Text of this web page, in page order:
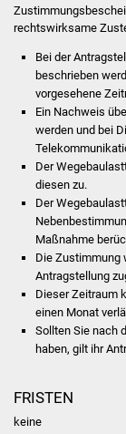
rechtswirksame
Bei der
beschrieben
vorgesehene
Ein Nachweis
werden und bei
Der
diesen zu.
Der
Maßnahme
Die Zustimmung
Antragstellung
Dieser Zeitraum
einen Monat
Sollten Sie nach
haben, gilt ihr
FRISTEN
keine